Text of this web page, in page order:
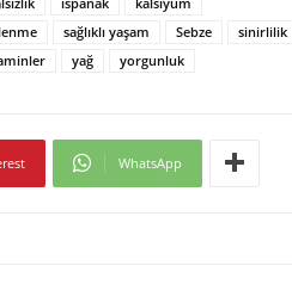
sağlıklı yaşam Sebze
sinirlilik
yağ yorgunluk
WhatsApp